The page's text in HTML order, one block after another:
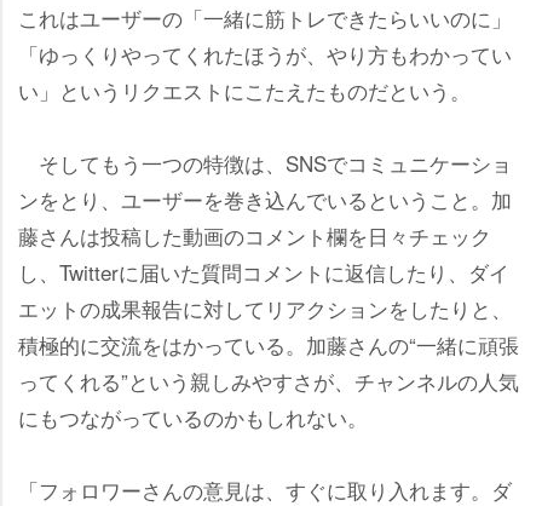
これはユーザーの「一緒に筋トレできたらいいのに」
「ゆっくりやってくれたほうが、やり方もわかってい
い」というリクエストにこたえたものだという。
そしてもう一つの特徴は、SNSでコミュニケーショ
ンをとり、ユーザーを巻き込んでいるということ。加
藤さんは投稿した動画のコメント欄を日々チェック
し、Twitterに届いた質問コメントに返信したり、ダイ
エットの成果報告に対してリアクションをしたりと、
積極的に交流をはかっている。加藤さんの“一緒に頑張
ってくれる”という親しみやすさが、チャンネルの人気
にもつながっているのかもしれない。
「フォロワーさんの意見は、すぐに取り入れます。ダ